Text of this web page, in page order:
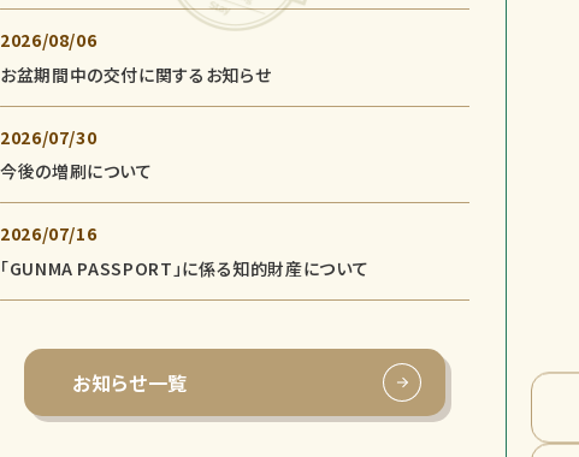
2026/08/06
お盆期間中の交付に関するお知らせ
2026/07/30
今後の増刷について
2026/07/16
「GUNMA PASSPORT」に係る知的財産について
お知らせ一覧